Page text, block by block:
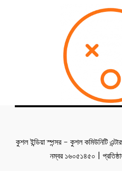
কুশল ইন্ডিয়া স্পন্সর - কুশল কমিউনিটি
নম্বর ১৬০৫১৪৫০ |